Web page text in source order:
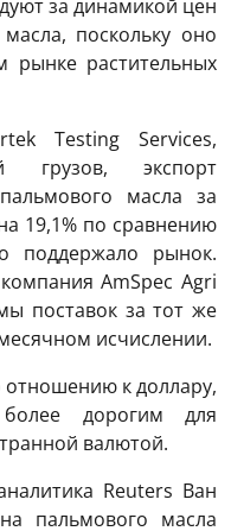
за динамикой цен
поскольку оно
растительных
Testing Services,
грузов, экспорт
масла за
19,1% по сравнению
поддержало рынок.
AmSpec Agri
поставок за тот же
исчислении.
отношению к доллару,
дорогим для
валютой.
Reuters Ван
пальмового масла